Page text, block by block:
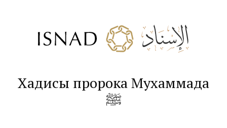
Хадисы пророка Мухаммада
ﷺ